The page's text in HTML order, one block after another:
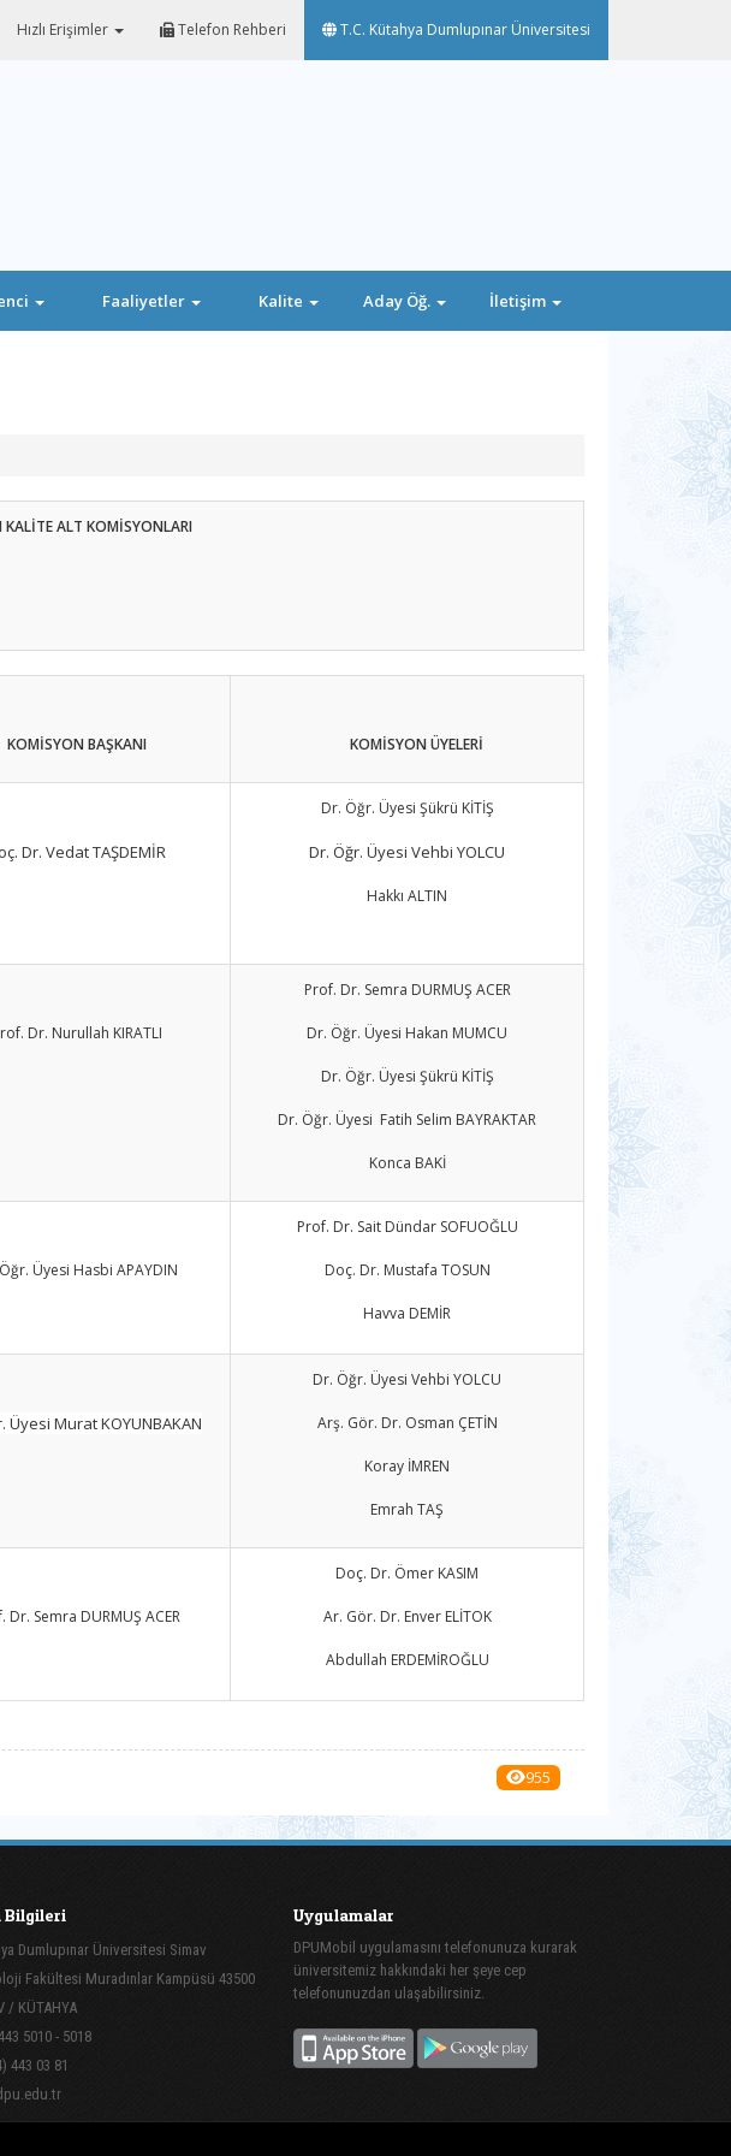
Hızlı Erişimler Telefon Rehberi T.C. Kütahya Dumlupınar Üniversitesi
Faaliyetler Kalite Aday Öğ. İletişim
KOMİSYONLARI
KOMİSYON BAŞKANI KOMİSYON ÜYELERİ
Dr. Vedat TAŞDEMİR
Dr. Öğr. Üyesi Şükrü KİTİŞ
Dr. Öğr. Üyesi Vehbi YOLCU
Hakkı ALTIN
Dr. Nurullah KIRATLI
Prof. Dr. Semra DURMUŞ ACER
Dr. Öğr. Üyesi Hakan MUMCU
Dr. Öğr. Üyesi Şükrü KİTİŞ
Dr. Öğr. Üyesi Fatih Selim BAYRAKTAR
Konca BAKİ
Üyesi Hasbi APAYDIN
Prof. Dr. Sait Dündar SOFUOĞLU
Doç. Dr. Mustafa TOSUN
Havva DEMİR
Üyesi Murat KOYUNBAKAN
Dr. Öğr. Üyesi Vehbi YOLCU
Arş. Gör. Dr. Osman ÇETİN
Koray İMREN
Emrah TAŞ
Dr. Semra DURMUŞ ACER
Doç. Dr. Ömer KASIM
Ar. Gör. Dr. Enver ELİTOK
Abdullah ERDEMİROĞLU
955
Bilgileri
Dumlupınar Üniversitesi Simav
Fakültesi Muradınlar Kampüsü 43500
/ KÜTAHYA
5010 - 5018
443 03 81
Uygulamalar
DPUMobil uygulamasını telefonunuza kurarak
üniversitemiz hakkındaki her şeye cep
telefonunuzdan ulaşabilirsiniz.